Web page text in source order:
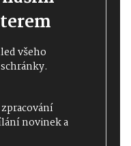
všeho
novinek a